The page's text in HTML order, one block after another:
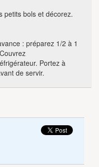
petits bols et décorez.
: préparez 1/2 à 1
Portez à
de servir.